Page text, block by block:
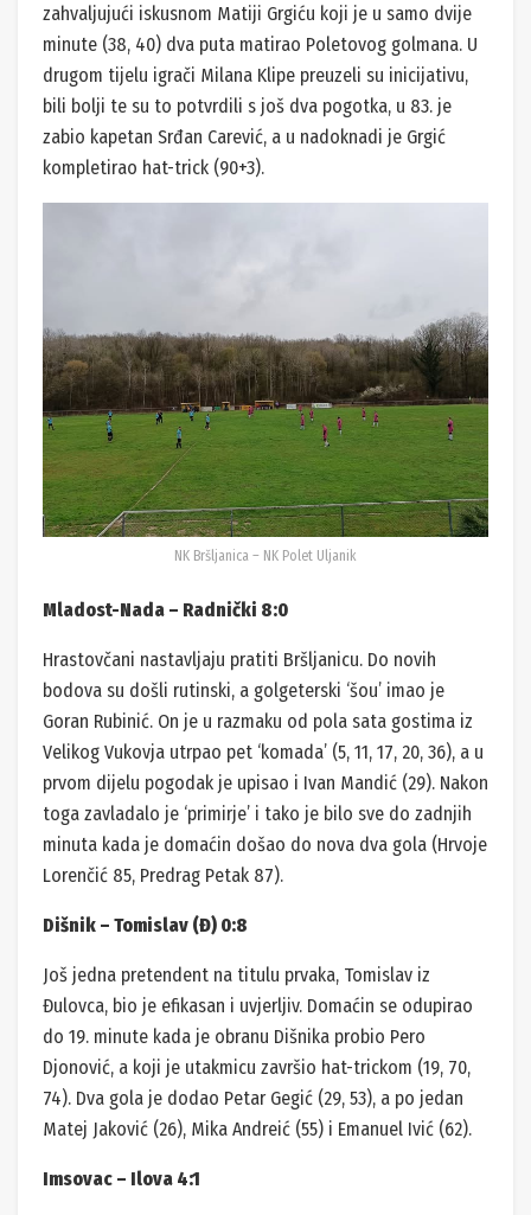
zahvaljujući iskusnom Matiji Grgiću koji je u samo dvije
minute (38, 40) dva puta matirao Poletovog golmana. U
drugom tijelu igrači Milana Klipe preuzeli su inicijativu,
bili bolji te su to potvrdili s još dva pogotka, u 83. je
zabio kapetan Srđan Carević, a u nadoknadi je Grgić
kompletirao hat-trick (90+3).
NK Bršljanica – NK Polet Uljanik
Mladost-Nada – Radnički 8:0
Hrastovčani nastavljaju pratiti Bršljanicu. Do novih
bodova su došli rutinski, a golgeterski ‘šou’ imao je
Goran Rubinić. On je u razmaku od pola sata gostima iz
Velikog Vukovja utrpao pet ‘komada’ (5, 11, 17, 20, 36), a u
prvom dijelu pogodak je upisao i Ivan Mandić (29). Nakon
toga zavladalo je ‘primirje’ i tako je bilo sve do zadnjih
minuta kada je domaćin došao do nova dva gola (Hrvoje
Lorenčić 85, Predrag Petak 87).
Dišnik – Tomislav (Đ) 0:8
Još jedna pretendent na titulu prvaka, Tomislav iz
Đulovca, bio je efikasan i uvjerljiv. Domaćin se odupirao
do 19. minute kada je obranu Dišnika probio Pero
Djonović, a koji je utakmicu završio hat-trickom (19, 70,
74). Dva gola je dodao Petar Gegić (29, 53), a po jedan
Matej Jaković (26), Mika Andreić (55) i Emanuel Ivić (62).
Imsovac – Ilova 4:1